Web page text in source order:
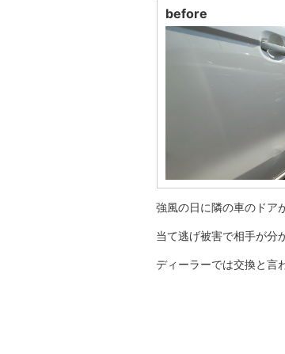
before
強風の日に隣の車のドア
当て逃げ被害で相手が分
ディーラーでは交換と言